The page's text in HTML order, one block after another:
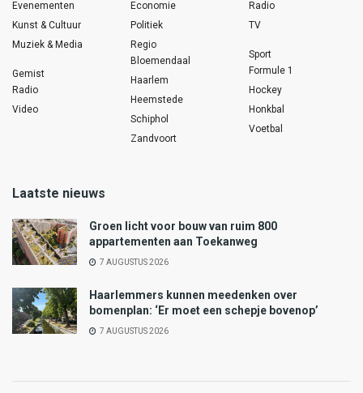
Evenementen
Kunst & Cultuur
Muziek & Media
Gemist
Radio
Video
Economie
Politiek
Regio
Bloemendaal
Haarlem
Heemstede
Schiphol
Zandvoort
Radio
TV
Sport
Formule 1
Hockey
Honkbal
Voetbal
Laatste nieuws
Groen licht voor bouw van ruim 800
appartementen aan Toekanweg
7 AUGUSTUS 2026
Haarlemmers kunnen meedenken over
bomenplan: ‘Er moet een schepje bovenop’
7 AUGUSTUS 2026